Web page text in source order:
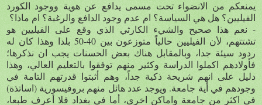
يمنعكم من الانضواء تحت مسمى يدافع عن هوية ووجود الكورد
الفيليين؟ هل هي السياسة؟ ام عدم وجود الدافع والرغبة؟ ام ماذا؟
- نعم هذا صحيح والشيء الكارثي الذي وقع على الفيليين هو
تشتتهم، لأن الفيليين حالياً متوزعون بين 40-50 بلدا وهذا كان له
ردود سيئة جدا، وبالمقابل هناك بعض الحسنات يجب ان نذكرها؛
فأولادهم اكملوا الدراسة وكثير منهم توفقوا بالتعليم العالي، وهذا
دليل على انهم شريحة ذكية جداً، وهم أثبتوا قدرتهم التامة في
وجودهم في أية جامعة. ويوجد عدد هائل منهم بروفيسورية (اساتذة)
في اكثر من جامعة واماكن اخرى، أما في بغداد فلا أعرف طبعا،